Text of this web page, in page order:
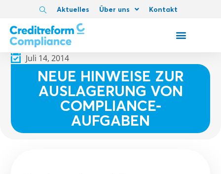
Aktuelles Über uns Kontakt
Juli 14, 2014
NEUE HINWEISE ZUR
AUSLAGERUNG VON
COMPLIANCE-
AUFGABEN